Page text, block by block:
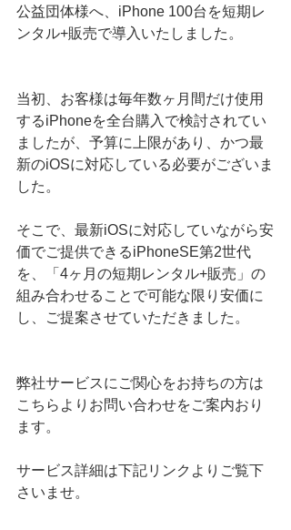
公益団体様へ、 iPhone 100台を短期レ
ンタル+販売で導入いたしました。
当初、お客様は毎年数ヶ月間だけ使用
するiPhoneを全台購入で検討されてい
ましたが、予算に上限があり、かつ最
新のiOSに対応している必要がございま
した。
そこで、最新iOSに対応していながら安
価でご提供できるiPhoneSE第2世代
を、「4ヶ月の短期レンタル+販売」の
組み合わせることで可能な限り安価に
し、ご提案させていただきました。
弊社サービスにご関心をお持ちの方は
こちらよりお問い合わせをご案内おり
ます。
サービス詳細は下記リンクよりご覧下
さいませ。